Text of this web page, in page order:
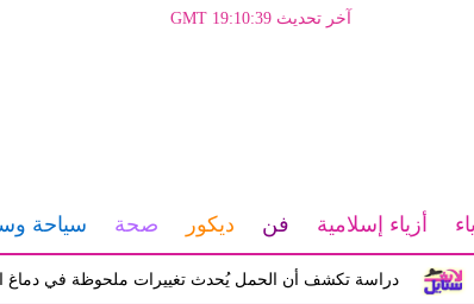
آخر تحديث GMT 19:10:39
أزياء إسلامية فن ديكور صحة سياحة
دراسة تكشف أن الحمل يُحدث تغييرات ملحوظة في دماغ المرأة